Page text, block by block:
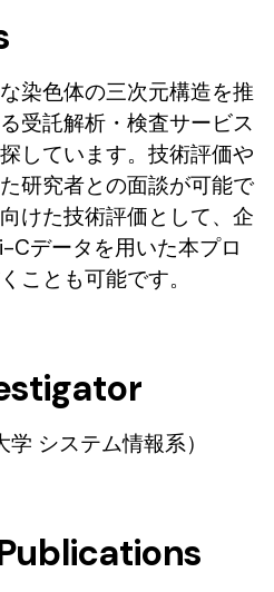
染色体の三次元構造を推
受託解析・検査サービス
しています。技術評価や
研究者との面談が可能で
けた技術評価として、企
Cデータを用いた本プロ
ことも可能です。
システム情報系）